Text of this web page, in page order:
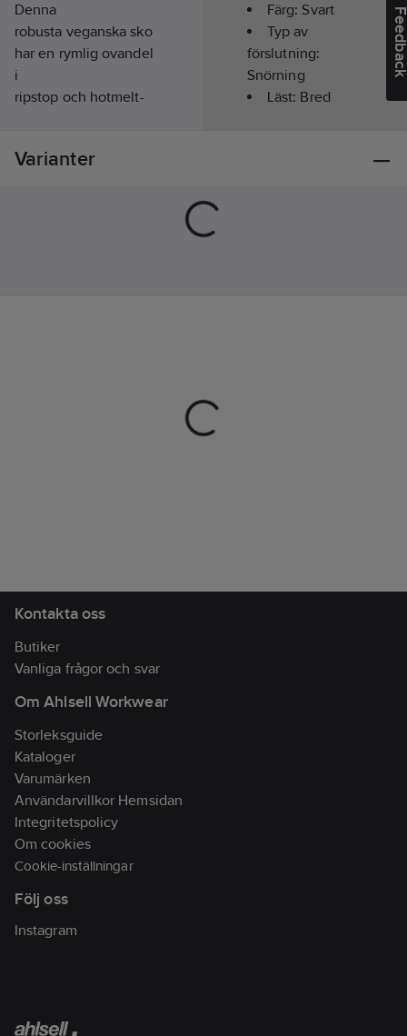
Denna
robusta veganska sko
har en rymlig ovandel
i
ripstop och hotmelt-
Air-Cooled Memory
Färg:Svart
Typ av
förslutning:
Snörning
Läst: Bred
Varianter
Kontakta oss
Butiker
Vanliga frågor och svar
Om Ahlsell Workwear
Storleksguide
Kataloger
Varumärken
Användarvillkor Hemsidan
Integritetspolicy
Om cookies
Cookie-inställningar
Följ oss
Instagram